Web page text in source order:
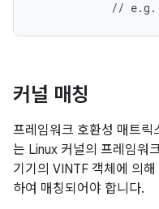
커널 매칭
프레임워크 호환성 매트릭
는 Linux 커널의 프레임워
기기의 VINTF 객체에 의
하여 매칭되어야 합니다.